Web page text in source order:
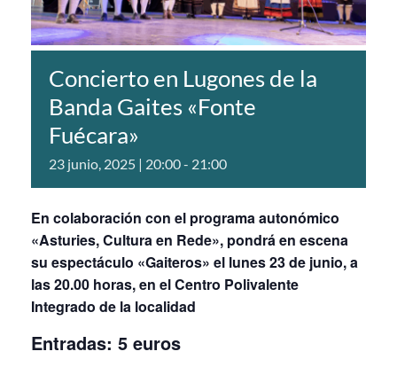
Concierto en Lugones de la
Banda Gaites «Fonte
Fuécara»
23 junio, 2025 | 20:00- 21:00
En colaboración con el programa autonómico
«Asturies, Cultura en Rede», pondrá en escena
su espectáculo «Gaiteros» el lunes 23 de junio, a
las 20.00 horas, en el Centro Polivalente
Integrado de la localidad
Entradas: 5 euros